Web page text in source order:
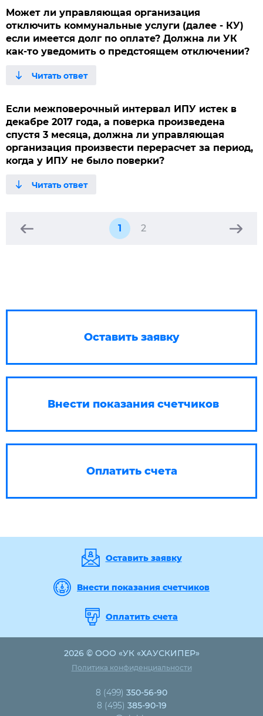
Может ли управляющая организация
отключить коммунальные услуги (далее - КУ)
если имеется долг по оплате? Должна ли УК
как-то уведомить о предстоящем отключении?
Если межповерочный интервал ИПУ истек в
декабре 2017 года, а поверка произведена
спустя 3 месяца, должна ли управляющая
организация произвести перерасчет за период,
когда у ИПУ не было поверки?
1 2
Оставить заявку
Внести показания счетчиков
Оплатить счета
Оставить заявку
Внести показания счетчиков
Оплатить счета
2026 © ООО «УК «ХАУСКИПЕР»
Политика конфиденциальности
8 (499) 350-56-90
8 (495) 385-90-19